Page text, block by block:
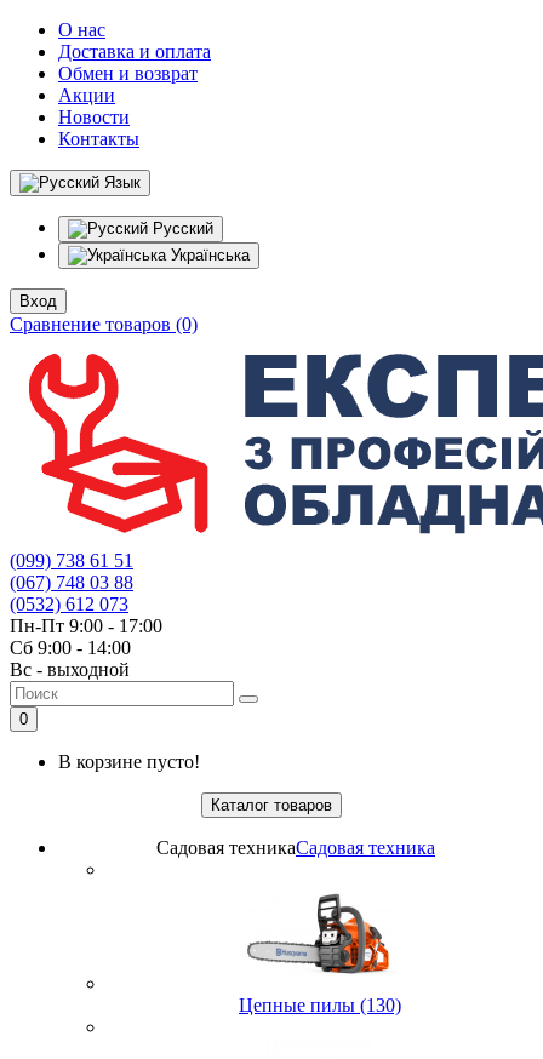
О нас
Доставка и оплата
Обмен и возврат
Акции
Новости
Контакты
Язык
Русский
Українська
Вход
Сравнение товаров (0)
(099) 738 61 51
(067) 748 03 88
(0532) 612 073
Пн-Пт 9:00 - 17:00
Сб 9:00 - 14:00
Вс - выходной
0
В корзине пусто!
Каталог товаров
Садовая техникаСадовая техника
Цепные пилы (130)